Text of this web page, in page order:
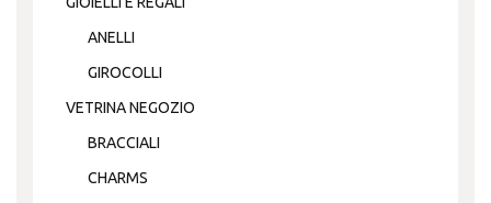
ANELLI
GIROCOLLI
VETRINA NEGOZIO
BRACCIALI
CHARMS